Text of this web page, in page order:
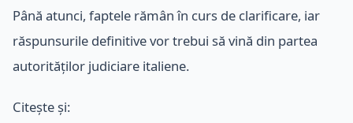
Până atunci, faptele rămân în curs de clarificare, iar
răspunsurile definitive vor trebui să vină din partea
autorităților judiciare italiene.
Citește și: